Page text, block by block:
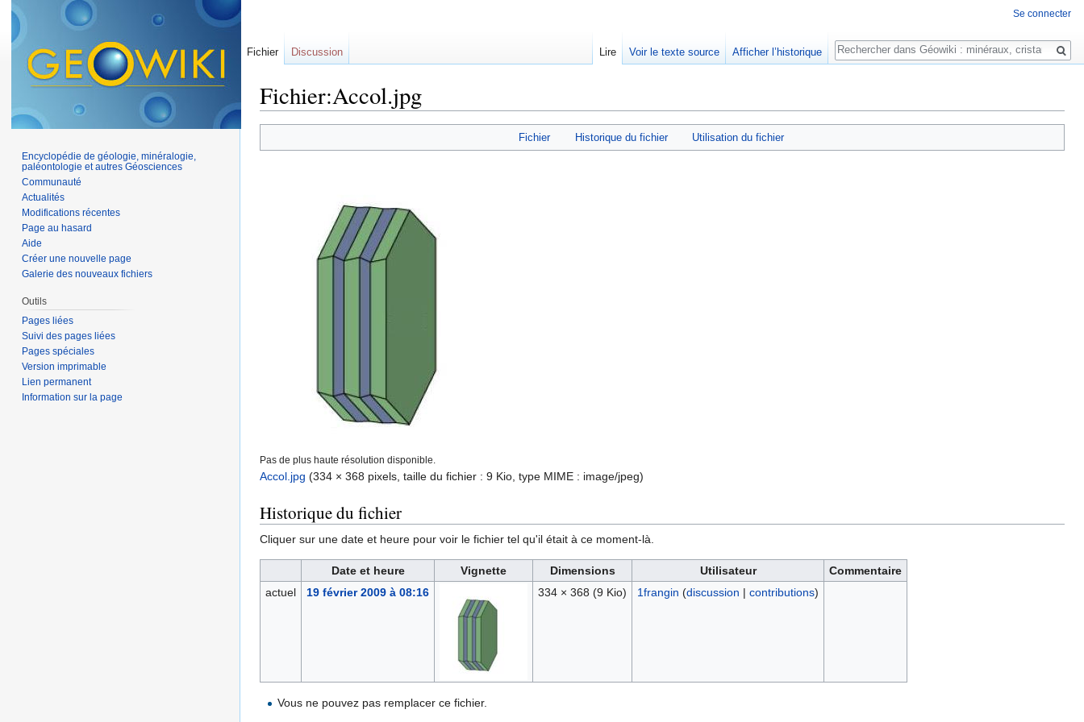
Fichier:Accol.jpg
Fichier Historique du fichier Utilisation du fichier
Pas de plus haute résolution disponible.
Accol.jpg (334 × 368 pixels, taille du fichier : 9 Kio, type MIME : image/jpeg)
Historique du fichier
Cliquer sur une date et heure pour voir le fichier tel qu'il était à ce moment-là.
Date et heure Vignette Dimensions Utilisateur
Commentaire
actuel
19 février 2009 à 08:16 334 × 368 (9 Kio) 1frangin (discussion | contributions)
Vous ne pouvez pas remplacer ce fichier.
Se connecter
Fichier Discussion Lire Voir le texte source Afficher l’historique
Rechercher
Encyclopédie de géologie, minéralogie,
paléontologie et autres Géosciences
Communauté
Actualités
Modifications récentes
Page au hasard
Aide
Créer une nouvelle page
Galerie des nouveaux fichiers
Outils
Pages liées
Suivi des pages liées
Pages spéciales
Version imprimable
Lien permanent
Information sur la page